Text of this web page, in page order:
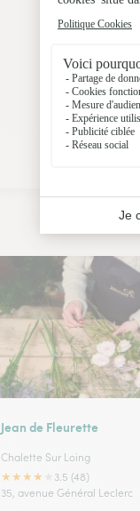
Jean de Fleurette
Chalette Sur Loing
★★★★
3.5 (48)
35, avenue Général Leclerc